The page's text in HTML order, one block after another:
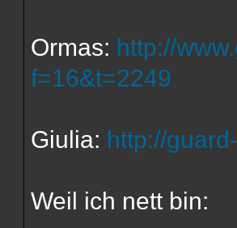
Ormas: http://
f=16&t=2249
Giulia: http://
Weil ich nett bin: